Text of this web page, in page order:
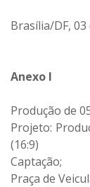
Brasília/DF,
Anexo I
Produção de
Projeto:
(16:9)
Captação;
Praça de